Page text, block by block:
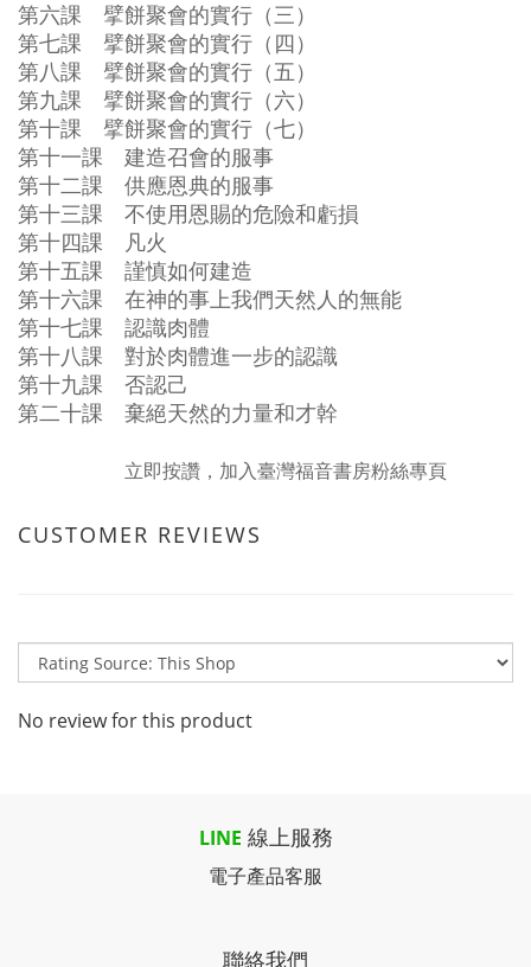
第六課 擘餅聚會的實行（三）
第七課 擘餅聚會的實行（四）
第八課 擘餅聚會的實行（五）
第九課 擘餅聚會的實行（六）
第十課 擘餅聚會的實行（七）
第十一課 建造召會的服事
第十二課 供應恩典的服事
第十三課 不使用恩賜的危險和虧損
第十四課 凡火
第十五課 謹慎如何建造
第十六課 在神的事上我們天然人的無能
第十七課 認識肉體
第十八課 對於肉體進一步的認識
第十九課 否認己
第二十課 棄絕天然的力量和才幹
立即按讚，加入臺灣福音書房粉絲專頁
CUSTOMER REVIEWS
No review for this product
LINE 線上服務
電子產品客服
聯絡我們